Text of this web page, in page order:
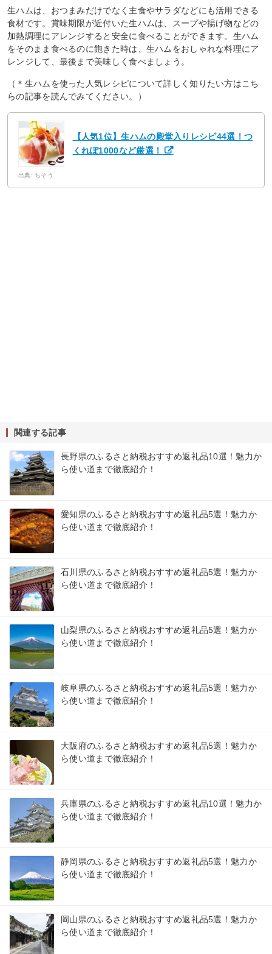
生ハムは、おつまみだけでなく主食やサラダなどにも活用できる
食材です。賞味期限が近付いた生ハムは、スープや揚げ物などの
加熱調理にアレンジすると安全に食べることができます。生ハム
をそのまま食べるのに飽きた時は、生ハムをおしゃれな料理にア
レンジして、最後まで美味しく食べましょう。
（＊生ハムを使った人気レシピについて詳しく知りたい方はこち
らの記事を読んでみてください。）
【人気1位】生ハムの殿堂入りレシピ44選！つ
くれぽ1000など厳選！
出典: ちそう
関連する記事
長野県のふるさと納税おすすめ返礼品10選！魅力か
ら使い道まで徹底紹介！
愛知県のふるさと納税おすすめ返礼品5選！魅力か
ら使い道まで徹底紹介！
石川県のふるさと納税おすすめ返礼品5選！魅力か
ら使い道まで徹底紹介！
山梨県のふるさと納税おすすめ返礼品5選！魅力か
ら使い道まで徹底紹介！
岐阜県のふるさと納税おすすめ返礼品5選！魅力か
ら使い道まで徹底紹介！
大阪府のふるさと納税おすすめ返礼品5選！魅力か
ら使い道まで徹底紹介！
兵庫県のふるさと納税おすすめ返礼品10選！魅力か
ら使い道まで徹底紹介！
静岡県のふるさと納税おすすめ返礼品5選！魅力か
ら使い道まで徹底紹介！
岡山県のふるさと納税おすすめ返礼品5選！魅力か
ら使い道まで徹底紹介！